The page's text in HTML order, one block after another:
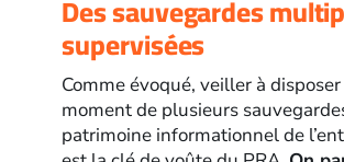
Des sauvegardes
supervisées
Comme évoqué, veiller à
moment de plusieurs
patrimoine informationnel de